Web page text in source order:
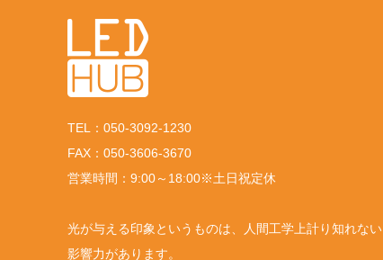
TEL：050-3092-1230
FAX：050-3606-3670
営業時間：9:00～18:00※土日祝定休
光が与える印象というものは、人間工学上計り知れない
影響力があります。